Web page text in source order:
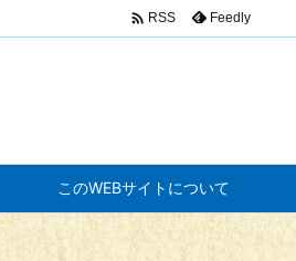
このWEBサイトについて
 RSS Feedly